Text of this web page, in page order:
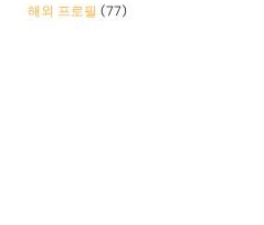
해외 프로필 (77)